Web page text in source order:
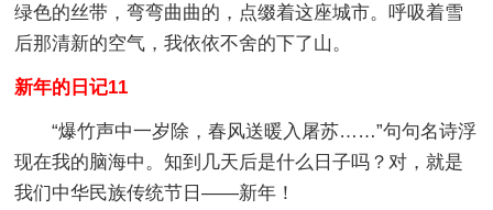
绿色的丝带，弯弯曲曲的，点缀着这座城市。呼吸着雪
后那清新的空气，我依依不舍的下了山。
新年的日记11
“爆竹声中一岁除，春风送暖入屠苏……”句句名诗浮
现在我的脑海中。知到几天后是什么日子吗？对，就是
我们中华民族传统节日——新年！